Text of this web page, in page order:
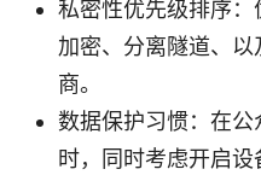
私密性优先级排序：
加密、分离隧道、
商。
数据保护习惯：在
时，同时考虑开启